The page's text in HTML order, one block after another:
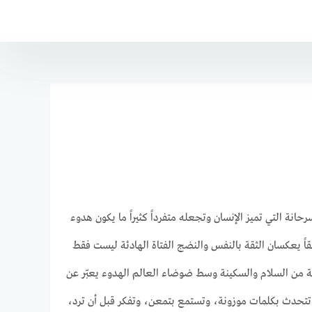
التي تميز الإنسان وتجعله متفرداً كثيراً ما يكون هدوء
يعكسان الثقة بالنفس والنضج الفتاة الهادئة ليست فقط
من السلام والسكينة وسط ضوضاء العالم الهدوء يعبّر عن
بكلمات موزونة، وتستمع بتمعن، وتفكر قبل أن ترد،